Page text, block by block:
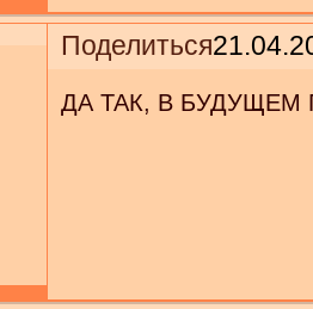
Поделиться
ДА ТАК, В